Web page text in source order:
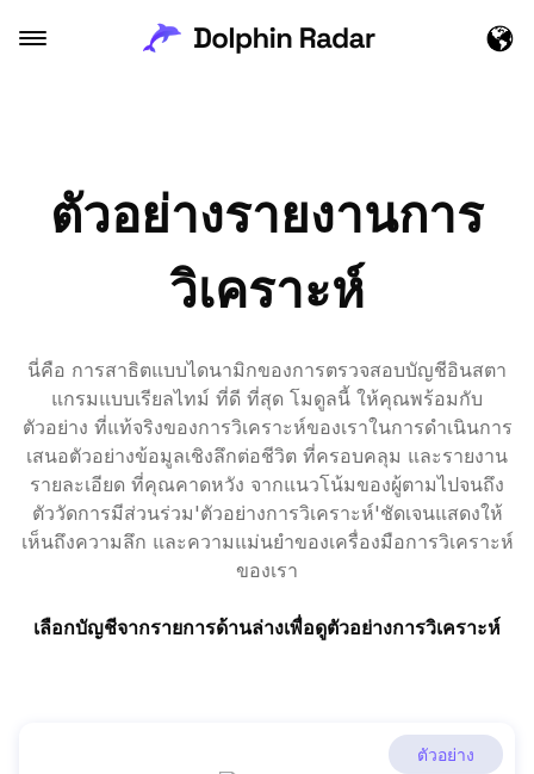
ตัวอย่างรายงานการ
วิเคราะห์
นี่คือ การสาธิตแบบไดนามิกของการตรวจสอบบัญชีอินสตา
แกรมแบบเรียลไทม์ ที่ดี ที่สุด โมดูลนี้ ให้คุณพร้อมกับ
ตัวอย่าง ที่แท้จริงของการวิเคราะห์ของเราในการดำเนินการ
เสนอตัวอย่างข้อมูลเชิงลึกต่อชีวิต ที่ครอบคลุม และรายงาน
รายละเอียด ที่คุณคาดหวัง จากแนวโน้มของผู้ตามไปจนถึง
ตัววัดการมีส่วนร่วม'ตัวอย่างการวิเคราะห์'ชัดเจนแสดงให้
เห็นถึงความลึก และความแม่นยำของเครื่องมือการวิเคราะห์
ของเรา
เลือกบัญชีจากรายการด้านล่างเพื่อดูตัวอย่างการวิเคราะห์
ตัวอย่าง